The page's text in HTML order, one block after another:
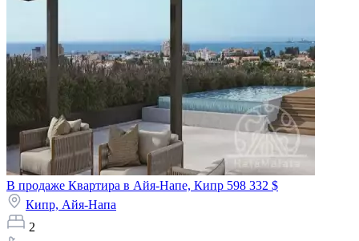
В продаже Квартира в Айя-Напе, Кипр 598 332 $
Кипр, Айя-Напа
2